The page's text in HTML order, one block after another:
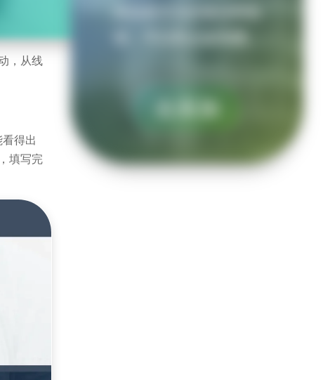
，从线
得出
填写完
去添加